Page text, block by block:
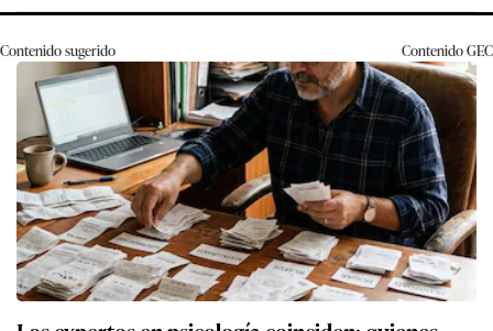
Contenido sugerido ContenidoGEC